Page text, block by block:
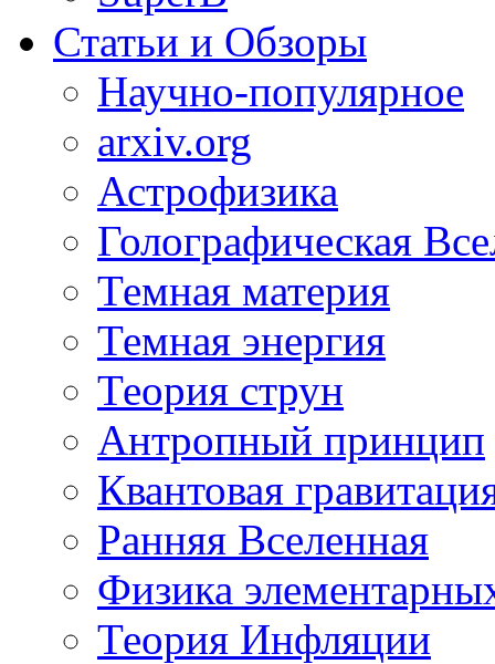
Статьи и Обзоры
Научно-популярное
arxiv.org
Астрофизика
Голографическая
Темная материя
Темная энергия
Теория струн
Антропный принцип
Квантовая
Ранняя Вселенная
Физика
Теория Инфляции